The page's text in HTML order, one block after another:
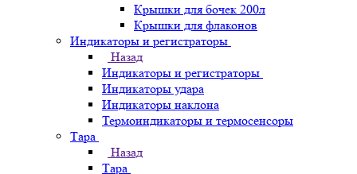
Крышки для бочек 200л
Крышки для флаконов
Индикаторы и регистраторы
Назад
Индикаторы и регистраторы
Индикаторы удара
Индикаторы наклона
Термоиндикаторы и термосенсоры
Тара
Назад
Тара